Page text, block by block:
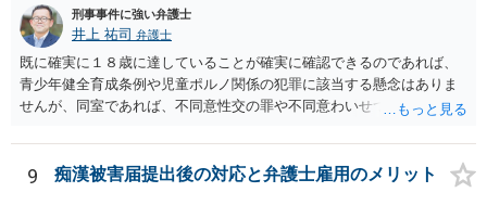
防犯カメラを気にされるかもしれませんが，本件の場合，防犯カメラ
があれば，かえって相談者が動いていないことがはっきり確認される
と思います。 ですから，この件については，相談者に捜査が及ぶこと
はないだろうと思っていただいて大丈夫です。 安心して下さいね。
刑事事件に強い弁護士
井上 祐司 弁護士
既に確実に１８歳に達していることが確実に確認できるのであれば、
青少年健全育成条例や児童ポルノ関係の犯罪に該当する懸念はありま
せんが、同室であれば、不同意性交の罪や不同意わいせつの罪の問題
えます。 すでに成人している以上、ホテル側が訝しく思って連絡をす
る可能性というのはほとんどないと考えます。
9 痴漢被害届提出後の対応と弁護士雇用のメリット